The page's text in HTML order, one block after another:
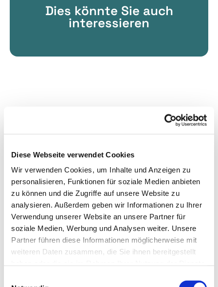
Diese Webseite verwendet Cookies
Wir verwenden Cookies, um Inhalte und Anzeigen zu
personalisieren, Funktionen für soziale Medien anbieten
zu können und die Zugriffe auf unsere Website zu
analysieren. Außerdem geben wir Informationen zu Ihrer
Verwendung unserer Website an unsere Partner für
soziale Medien, Werbung und Analysen weiter. Unsere
Partner führen diese Informationen möglicherweise mit
weiteren Daten zusammen, die Sie ihnen bereitgestellt
Dies könnte Sie auch
interessieren